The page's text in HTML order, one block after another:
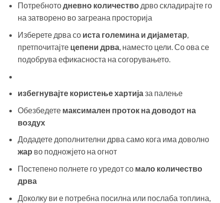
Потребнотодневно количество дрво складирајте го
на затворено во загреана просторија
Изберете дрва со иста големина и дијаметар,
претпочитајте цепени дрва, наместо цели. Со ова се
подобрува ефикасноста на согорувањето.
избегнувајте користење хартијаза палење
Обезбедете максимален проток на доводот на
воздух
Додадете дополнителни дрва само кога има доволно
жар во подножјето на огнот
Постепено полнете го уредот со мало количество
дрва
Доколку ви е потребна посилна или послаба топлина,